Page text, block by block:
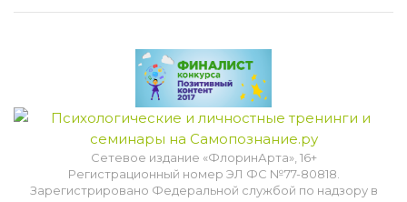
Сетевое издание «ФлоринАрта», 16+
Регистрационный номер ЭЛ ФС №77-80818.
Зарегистрировано Федеральной службой по надзору в